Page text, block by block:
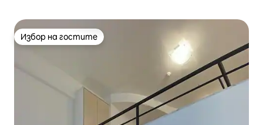
Избор на гостите
Избор на гостите